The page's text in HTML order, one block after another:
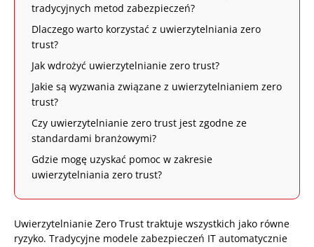
tradycyjnych metod zabezpieczeń?
Dlaczego warto korzystać z uwierzytelniania zero
trust?
Jak wdrożyć uwierzytelnianie zero trust?
Jakie są wyzwania związane z uwierzytelnianiem zero
trust?
Czy uwierzytelnianie zero trust jest zgodne ze
standardami branżowymi?
Gdzie mogę uzyskać pomoc w zakresie
uwierzytelniania zero trust?
Uwierzytelnianie Zero Trust traktuje wszystkich jako równe
ryzyko. Tradycyjne modele zabezpieczeń IT automatycznie